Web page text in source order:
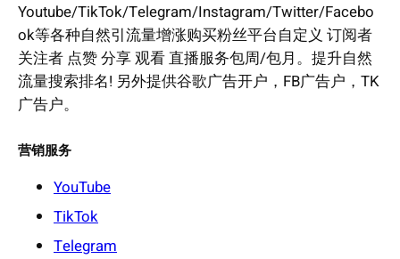
Youtube/TikTok/Telegram/Instagram/Twitter/Facebo
ok等各种自然引流量增涨购买粉丝平台自定义 订阅者
关注者 点赞 分享 观看 直播服务包周/包月。提升自然
流量搜索排名! 另外提供谷歌广告开户，FB广告户，TK
广告户。
营销服务
YouTube
TikTok
Telegram